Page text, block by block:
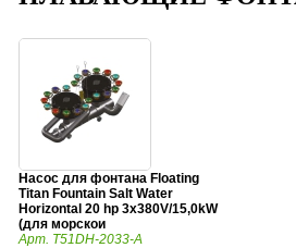
Насос для фонтана Floating
Titan Fountain Salt Water
Horizontal 20 hp 3x380V/15,0kW
(для морскои
Арт. T51DH-2033-A